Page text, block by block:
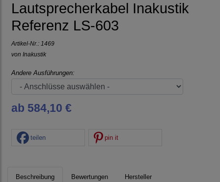
Lautsprecherkabel Inakustik
Referenz LS-603
Artikel-Nr.: 1469
von Inakustik
Andere Ausführungen:
ab 584,10 €
teilen pin it
Beschreibung Bewertungen Hersteller